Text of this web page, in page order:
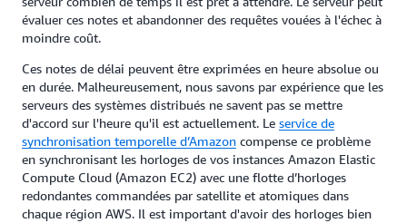
évaluer ces notes et abandonner des requêtes vouées à l'échec à
moindre coût.
Ces notes de délai peuvent être exprimées en heure absolue ou
en durée. Malheureusement, nous savons par expérience que les
serveurs des systèmes distribués ne savent pas se mettre
d'accord sur l'heure qu'il est actuellement. Le service de
synchronisation temporelle d’Amazon compense ce problème
en synchronisant les horloges de vos instances Amazon Elastic
Compute Cloud (Amazon EC2) avec une flotte d’horloges
redondantes commandées par satellite et atomiques dans
chaque région AWS. Il est important d'avoir des horloges bien